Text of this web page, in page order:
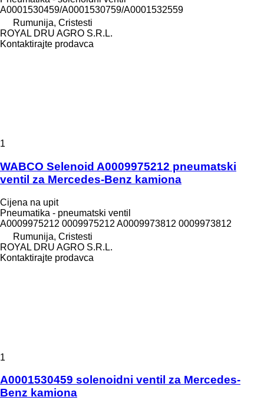
A0001530459/A0001530759/A0001532559
Rumunija, Cristesti
ROYAL DRU AGRO S.R.L.
Kontaktirajte prodavca
1
WABCO Selenoid A0009975212 pneumatski
ventil za Mercedes-Benz kamiona
Cijena na upit
Pneumatika - pneumatski ventil
A0009975212 0009975212 A0009973812 0009973812
Rumunija, Cristesti
ROYAL DRU AGRO S.R.L.
Kontaktirajte prodavca
1
A0001530459 solenoidni ventil za Mercedes-
Benz kamiona